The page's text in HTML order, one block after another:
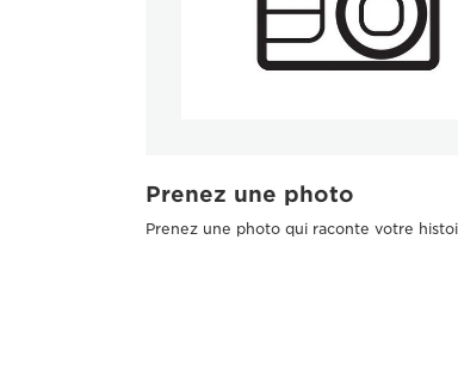
Prenez une photo
Prenez une photo qui raconte votre